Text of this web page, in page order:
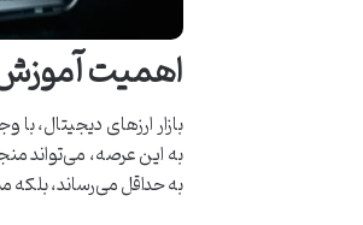
اهمیت آموزش
بازار ارزهای
به این عرصه، می‌تواند
به حداقل می‌رساند، بلکه